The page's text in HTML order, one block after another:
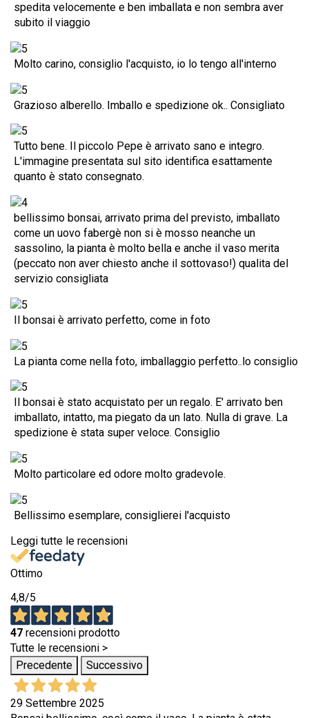
spedita velocemente e ben imballata e non sembra aver
subito il viaggio
Molto carino, consiglio l'acquisto, io lo tengo all'interno
Grazioso alberello. Imballo e spedizione ok.. Consigliato
Tutto bene. Il piccolo Pepe è arrivato sano e integro.
L'immagine presentata sul sito identifica esattamente
quanto è stato consegnato.
bellissimo bonsai, arrivato prima del previsto, imballato
come un uovo fabergè non si è mosso neanche un
sassolino, la pianta è molto bella e anche il vaso merita
(peccato non aver chiesto anche il sottovaso!) qualita del
servizio consigliata
Il bonsai è arrivato perfetto, come in foto
La pianta come nella foto, imballaggio perfetto..lo consiglio
Il bonsai è stato acquistato per un regalo. E' arrivato ben
imballato, intatto, ma piegato da un lato. Nulla di grave. La
spedizione è stata super veloce. Consiglio
Molto particolare ed odore molto gradevole.
Bellissimo esemplare, consiglierei l'acquisto
Leggi tutte le recensioni
Ottimo
4,8/5
47 recensioni prodotto
Tutte le recensioni >
Precedente
Successivo
29 Settembre 2025